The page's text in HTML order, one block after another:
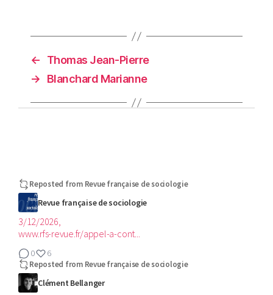
←
Thomas Jean-Pierre
→
Blanchard Marianne
Reposted from Revue française de sociologie
Revue française de sociologie
3/12/2026,
www.rfs-revue.fr/appel-a-cont...
0 6
Reposted from Revue française de sociologie
Clément Bellanger